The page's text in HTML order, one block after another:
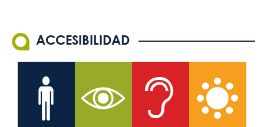
ACCESIBILIDAD